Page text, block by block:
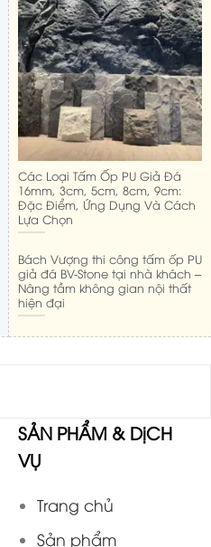
Các Loại Tấm Ốp PU Giả Đá
16mm, 3cm, 5cm, 8cm, 9cm:
Đặc Điểm, Ứng Dụng Và Cách
Lựa Chọn
Bách Vượng thi công tấm ốp PU
giả đá BV-Stone tại nhà khách –
Nâng tầm không gian nội thất
hiện đại
SẢN PHẨM & DịCH
VỤ
Trang chủ
Sản phẩm